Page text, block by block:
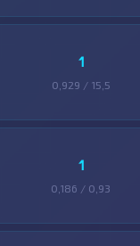
1
0,929 / 15,5
1
0,186 / 0,93